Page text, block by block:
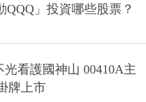
」投資哪些股票？
看護國神山 00410A主
牌上市